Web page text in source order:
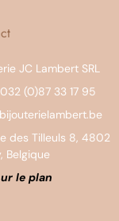
JC Lambert SRL
(0)87 33 17 95
des Tilleuls 8, 4802
Belgique
le plan